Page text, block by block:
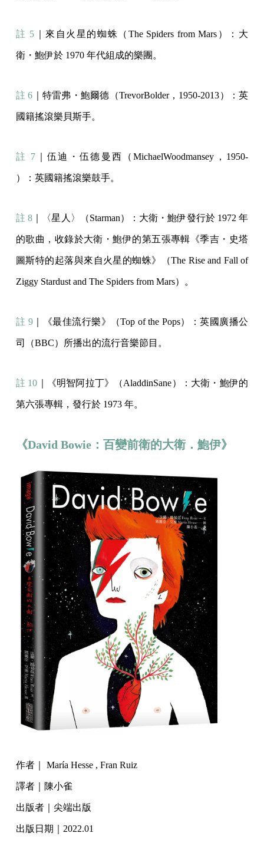
註 5 ｜來自火星的蜘蛛（The Spiders from Mars）：大
衛・鮑伊於 1970 年代組成的樂團。
註 6 ｜特雷弗・鮑爾德（TrevorBolder，1950-2013）：英
國籍搖滾樂貝斯手。
註 7｜伍迪・伍德曼西（MichaelWoodmansey，1950-
）：英國籍搖滾樂鼓手。
註 8 ｜〈星人〉（Starman）：大衛・鮑伊發行於 1972 年
的歌曲，收錄於大衛・鮑伊的第五張專輯《季吉・史塔
圖斯特的起落與來自火星的蜘蛛》（The Rise and Fall of
Ziggy Stardust and The Spiders from Mars）。
註 9｜《最佳流行樂》（Top of the Pops）：英國廣播公
司（BBC）所播出的流行音樂節目。
註 10 ｜《明智阿拉丁》（AladdinSane）：大衛・鮑伊的
第六張專輯，發行於 1973 年。
《David Bowie：百變前衛的大衛．鮑伊》
作者｜ María Hesse , Fran Ruiz
譯者｜陳小雀
出版者｜尖端出版
出版日期｜2022.01